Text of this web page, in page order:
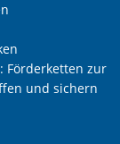
Einrichtung
für Arbeit
Auftrag der
Förderketten zur
und sichern